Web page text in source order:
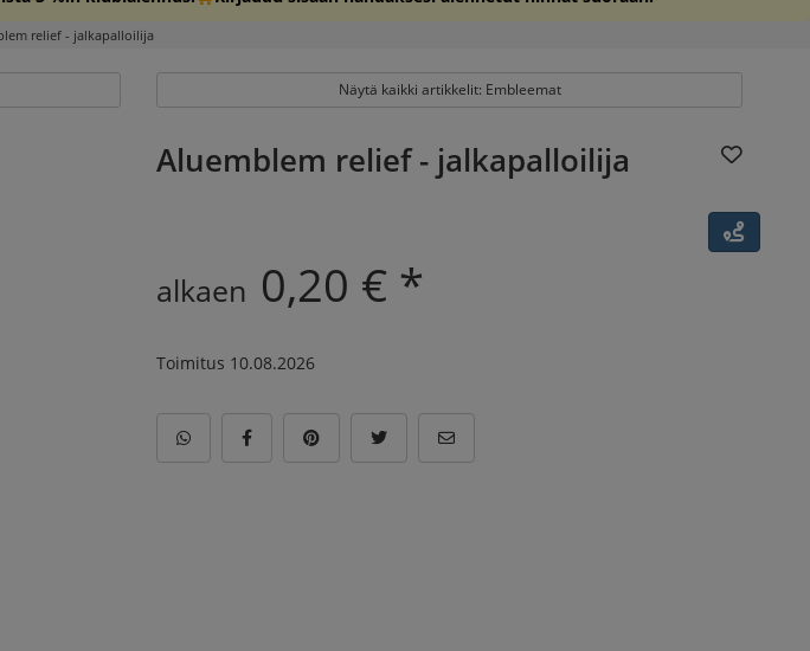
relief - jalkapalloilija
Näytä kaikki artikkelit: Embleemat
Aluemblem relief - jalkapalloilija
alkaen 0,20 € *
Toimitus 10.08.2026